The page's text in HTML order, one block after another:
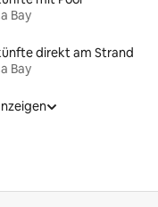
Bay
direkt am Strand
Bay